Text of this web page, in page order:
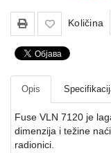
Količina
Opis
Fuse VLN 7120 je
dimenzija i težine
radionici.